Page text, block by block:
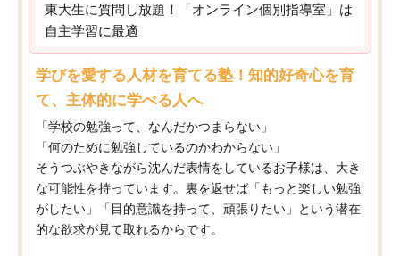
東大生に質問し放題！「オンライン個別指導室」は
自主学習に最適
学びを愛する人材を育てる塾！知的好奇心を育
て、主体的に学べる人へ
「学校の勉強って、なんだかつまらない」
「何のために勉強しているのかわからない」
そうつぶやきながら沈んだ表情をしているお子様は、大き
な可能性を持っています。裏を返せば「もっと楽しい勉強
がしたい」「目的意識を持って、頑張りたい」という潜在
的な欲求が見て取れるからです。